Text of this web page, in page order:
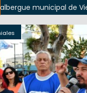
de Viedma
en Sierra